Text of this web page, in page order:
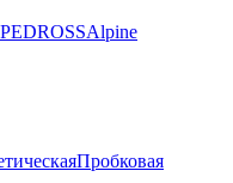
PEDROSSAlpine
Пробковая